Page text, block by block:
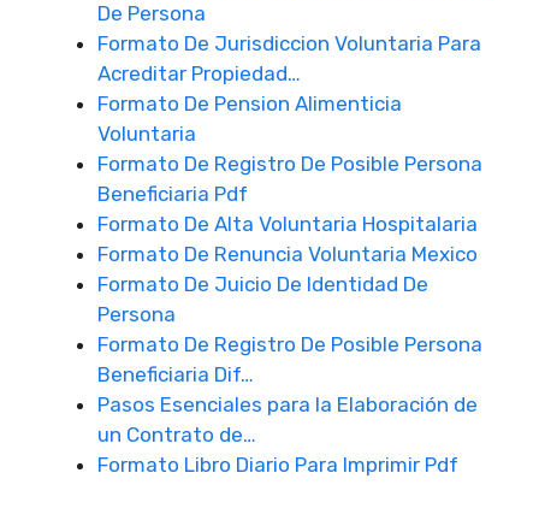
De Persona
Formato De Jurisdiccion Voluntaria Para
Acreditar Propiedad…
Formato De Pension Alimenticia
Voluntaria
Formato De Registro De Posible Persona
Beneficiaria Pdf
Formato De Alta Voluntaria Hospitalaria
Formato De Renuncia Voluntaria Mexico
Formato De Juicio De Identidad De
Persona
Formato De Registro De Posible Persona
Beneficiaria Dif…
Pasos Esenciales para la Elaboración de
un Contrato de…
Formato Libro Diario Para Imprimir Pdf